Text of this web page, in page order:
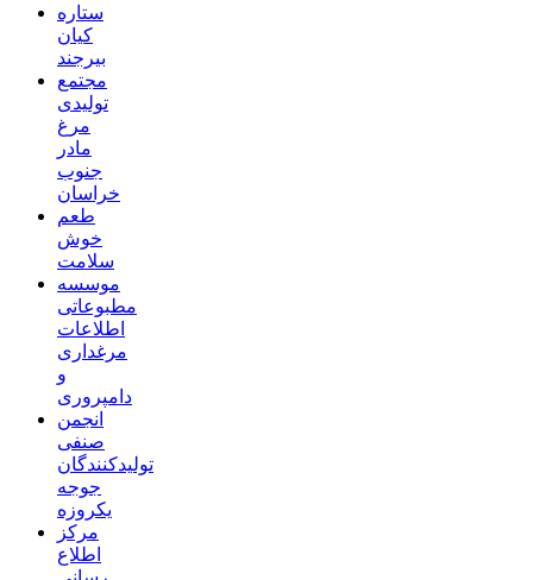
ستاره
کیان
بیرجند
مجتمع
تولیدی
مرغ
مادر
جنوب
خراسان
طعم
خوش
سلامت
موسسه
مطبوعاتی
اطلاعات
مرغداری
و
دامپروری
انجمن
صنفی
تولیدکنندگان
جوجه
یکروزه
مرکز
اطلاع